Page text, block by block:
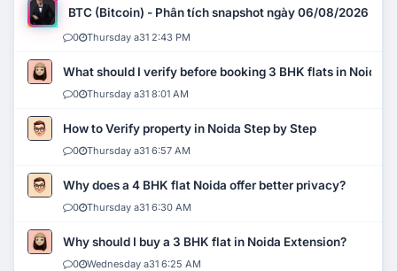
BTC (Bitcoin) - Phân tích snapshot ngày 06/08/2026
0 Thursday a31 2:43 PM
What should I verify before booking 3 BHK flats in Noida?
0 Thursday a31 8:01 AM
How to Verify property in Noida Step by Step
0 Thursday a31 6:57 AM
Why does a 4 BHK flat Noida offer better privacy?
0 Thursday a31 6:30 AM
Why should I buy a 3 BHK flat in Noida Extension?
0 Wednesday a31 6:25 AM